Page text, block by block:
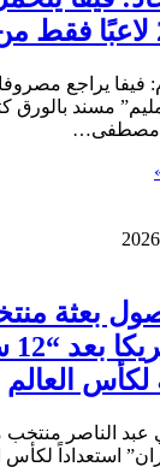
مسند
مصطفى…
بعثة
لكأس العالم
الناصر منتخب
استعداداً